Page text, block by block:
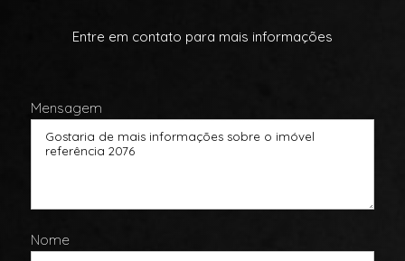
Entre em contato para mais informações
Mensagem
Nome